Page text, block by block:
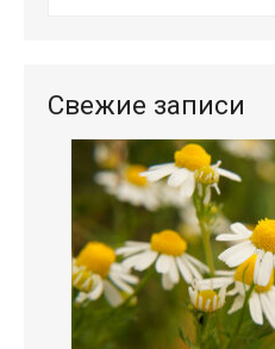
Свежие записи